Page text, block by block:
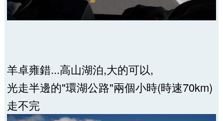
羊卓雍錯...高山湖泊,大的可以,
光走半邊的"環湖公路"兩個小時(時速70km)
走不完